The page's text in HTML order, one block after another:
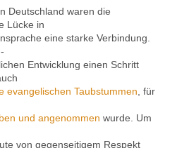
Deutschland waren die
Lücke in
eine starke Verbindung.
Entwicklung einen Schritt
evangelischen Taubstummen, für
und angenommen wurde. Um
von gegenseitigem Respekt